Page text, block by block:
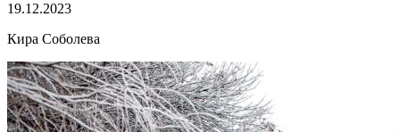
19.12.2023
Кира Соболева